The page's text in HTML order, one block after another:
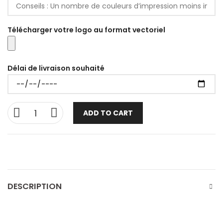
Télécharger votre logo au format vectoriel
Délai de livraison souhaité
ADD TO CART
DESCRIPTION